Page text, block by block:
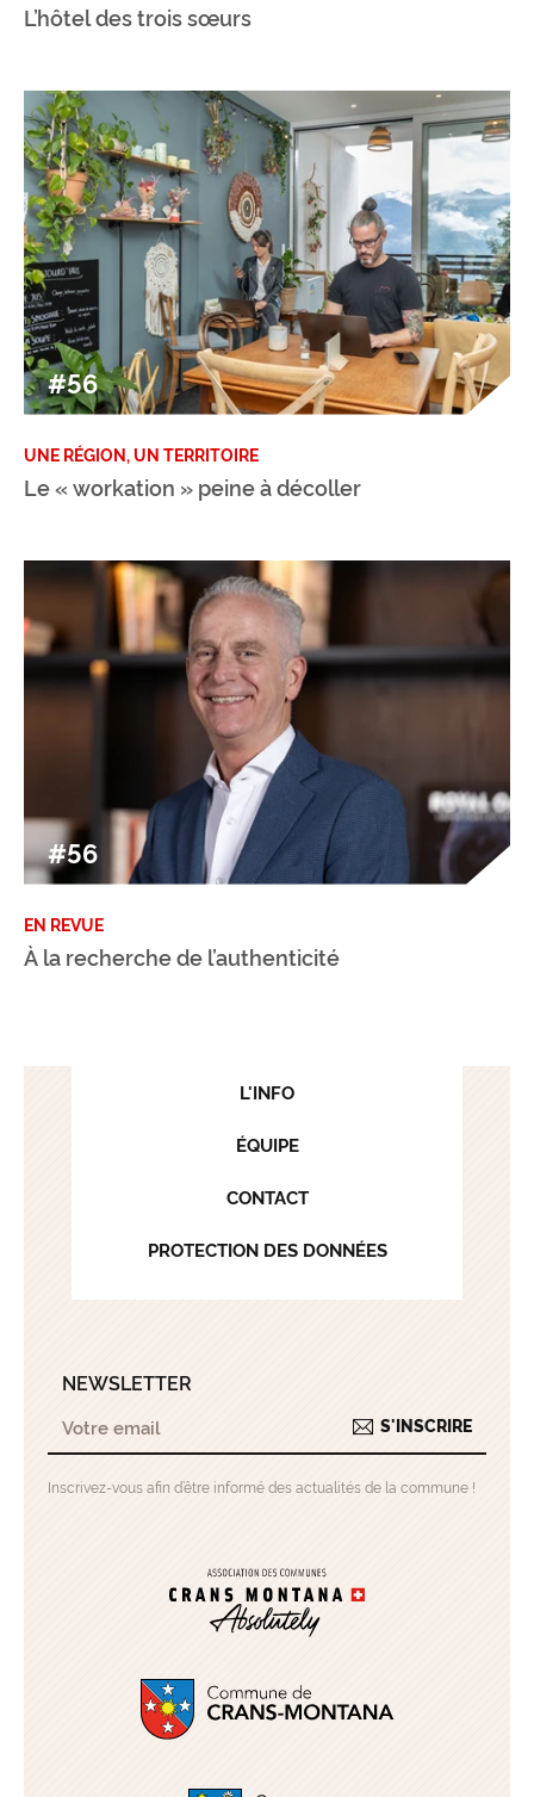
L’hôtel des trois sœurs
#56
UNE RÉGION, UN TERRITOIRE
Le « workation » peine à décoller
#56
EN REVUE
À la recherche de l’authenticité
L'INFO
ÉQUIPE
CONTACT
PROTECTION DES DONNÉES
NEWSLETTER
S'INSCRIRE
Inscrivez-vous afin d’être informé des actualités de la commune !